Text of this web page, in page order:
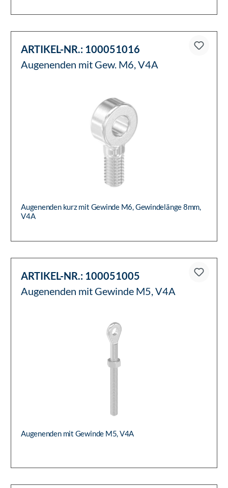
ARTIKEL-NR.: 100051016
Augenenden mit Gew. M6, V4A
Augenenden kurz mit Gewinde M6, Gewindelänge 8mm,
V4A
ARTIKEL-NR.: 100051005
Augenenden mit Gewinde M5, V4A
Augenenden mit Gewinde M5, V4A